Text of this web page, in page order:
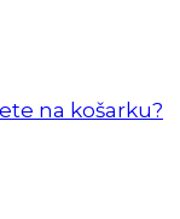
na košarku?